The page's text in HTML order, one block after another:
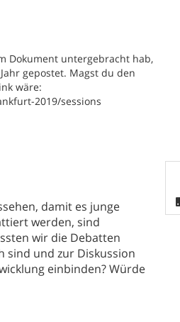
Dokument untergebracht hab,
gepostet. Magst du den
wäre:
2019/sessions
damit es junge
werden, sind
wir die Debatten
sind und zur Diskussion
einbinden? Würde